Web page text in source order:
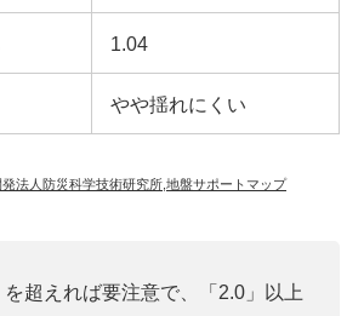
1.04
やや揺れにくい
発法人防災科学技術研究所 地盤サポートマップ
超えれば要注意で、「2.0」以上